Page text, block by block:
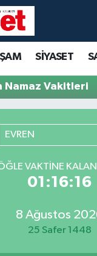
SİYASET
Namaz Vakitleri
EVREN
VAKTINE KALAN
01:16:16
8 Ağustos
25 Safer 1448
Durumu
Yoğunluk
Puan Durumu ve